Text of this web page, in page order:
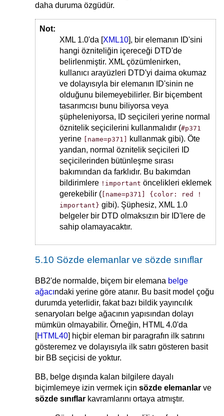
daha duruma özgüdür.
Not:
XML 1.0'da [XML10], bir elemanın ID'sini
hangi özniteliğin içereceği DTD'de
belirlenmiştir. XML çözümlenirken,
kullanıcı arayüzleri DTD'yi daima okumaz
ve dolayısıyla bir elemanın ID'sinin ne
olduğunu bilemeyebilirler. Bir biçembent
tasarımcısı bunu biliyorsa veya
şüpheleniyorsa, ID seçicileri yerine normal
öznitelik seçicilerini kullanmalıdır (#p371
yerine [name=p371]
kullanmak gibi). Öte
yandan, normal öznitelik seçicileri ID
seçicilerinden bütünleşme sırası
bakımından da farklıdır. Bu bakımdan
bildirimlere !important öncelikleri eklemek
gerekebilir ( [name=p371] {color: red !
important} gibi). Şüphesiz, XML 1.0
belgeler bir DTD olmaksızın bir ID'lere de
sahip olamayacaktır.
5.10 Sözde elemanlar ve sözde sınıflar
BB2'de normalde, biçem bir elemana belge
ağacındaki yerine göre atanır. Bu basit model çoğu
durumda yeterlidir, fakat bazı bildik yayıncılık
senaryoları belge ağacının yapısından dolayı
mümkün olmayabilir. Örneğin, HTML 4.0'da
[HTML40] hiçbir eleman bir paragrafın ilk satırını
gösteremez ve dolayısıyla ilk satırı gösteren basit
bir BB seçicisi de yoktur.
BB, belge dışında kalan bilgilere dayalı
biçimlemeye izin vermek için sözde elemanlar ve
sözde sınıflar kavramlarını ortaya atmıştır.